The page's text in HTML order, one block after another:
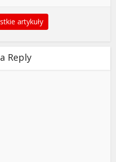
artykuły
Reply